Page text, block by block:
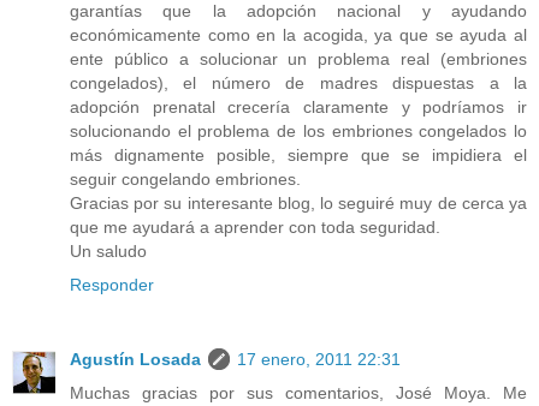
garantías que la adopción nacional y ayudando
económicamente como en la acogida, ya que se ayuda al
ente público a solucionar un problema real (embriones
congelados), el número de madres dispuestas a la
adopción prenatal crecería claramente y podríamos ir
solucionando el problema de los embriones congelados lo
más dignamente posible, siempre que se impidiera el
seguir congelando embriones.
Gracias por su interesante blog, lo seguiré muy de cerca ya
que me ayudará a aprender con toda seguridad.
Un saludo
Responder
Agustín Losada
17 enero, 2011 22:31
Muchas gracias por sus comentarios, José Moya. Me